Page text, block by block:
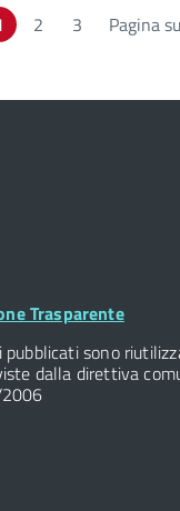
Page
2 Page
3 Pagina
Trasparente
pubblicati sono
dalla direttiva